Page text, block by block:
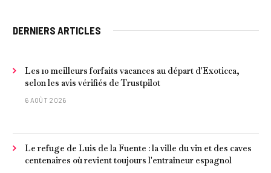
DERNIERS ARTICLES
Les 10 meilleurs forfaits vacances au départ d'Exoticca,
selon les avis vérifiés de Trustpilot
6 AOÛT 2026
Le refuge de Luis de la Fuente : la ville du vin et des caves
centenaires où revient toujours l'entraîneur espagnol